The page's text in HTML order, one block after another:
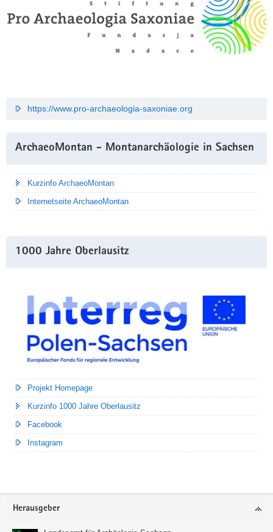
https://www.pro-archaeologia-saxoniae.org
ArchaeoMontan - Montanarchäologie in Sachsen
Kurzinfo ArchaeoMontan
Internetseite ArchaeoMontan
1000 Jahre Oberlausitz
Projekt Homepage
Kurzinfo 1000 Jahre Oberlausitz
Facebook
Instagram
Footer-
Herausgeber